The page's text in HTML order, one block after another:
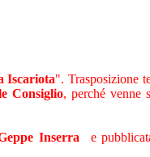
Iscariota". Trasposizione
Consiglio, perché venne
Inserra e